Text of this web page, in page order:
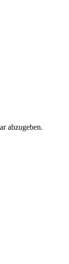
abzugeben.